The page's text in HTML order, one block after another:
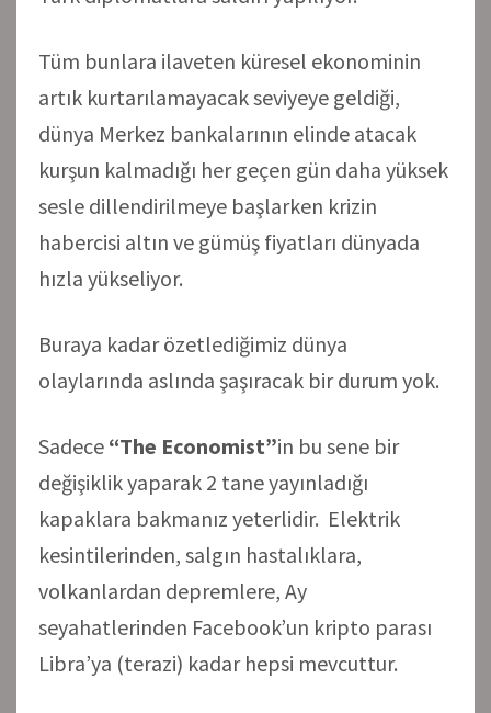
Tüm bunlara ilaveten küresel ekonominin
artık kurtarılamayacak seviyeye geldiği,
dünya Merkez bankalarının elinde atacak
kurşun kalmadığı her geçen gün daha yüksek
sesle dillendirilmeye başlarken krizin
habercisi altın ve gümüş fiyatları dünyada
hızla yükseliyor.
Buraya kadar özetlediğimiz dünya
olaylarında aslında şaşıracak bir durum yok.
Sadece “The Economist”in bu sene bir
değişiklik yaparak 2 tane yayınladığı
kapaklara bakmanız yeterlidir. Elektrik
kesintilerinden, salgın hastalıklara,
volkanlardan depremlere, Ay
seyahatlerinden Facebook’un kripto parası
Libra’ya (terazi) kadar hepsi mevcuttur.